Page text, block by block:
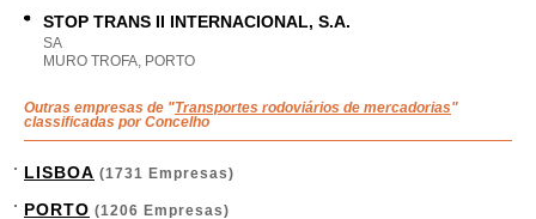
STOP TRANS II INTERNACIONAL, S.A.
SA
MURO TROFA, PORTO
Outras empresas de "Transportes rodoviários de mercadorias"
classificadas por Concelho
LISBOA (1731 Empresas)
PORTO (1206 Empresas)